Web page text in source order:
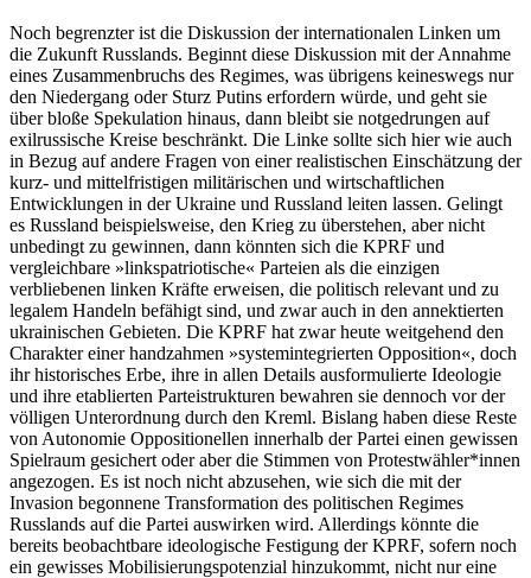
Noch begrenzter ist die Diskussion der internationalen Linken um
die Zukunft Russlands. Beginnt diese Diskussion mit der Annahme
eines Zusammenbruchs des Regimes, was übrigens keineswegs nur
den Niedergang oder Sturz Putins erfordern würde, und geht sie
über bloße Spekulation hinaus, dann bleibt sie notgedrungen auf
exilrussische Kreise beschränkt. Die Linke sollte sich hier wie auch
in Bezug auf andere Fragen von einer realistischen Einschätzung der
kurz- und mittelfristigen militärischen und wirtschaftlichen
Entwicklungen in der Ukraine und Russland leiten lassen. Gelingt
es Russland beispielsweise, den Krieg zu überstehen, aber nicht
unbedingt zu gewinnen, dann könnten sich die KPRF und
vergleichbare »linkspatriotische« Parteien als die einzigen
verbliebenen linken Kräfte erweisen, die politisch relevant und zu
legalem Handeln befähigt sind, und zwar auch in den annektierten
ukrainischen Gebieten. Die KPRF hat zwar heute weitgehend den
Charakter einer handzahmen »systemintegrierten Opposition«, doch
ihr historisches Erbe, ihre in allen Details ausformulierte Ideologie
und ihre etablierten Parteistrukturen bewahren sie dennoch vor der
völligen Unterordnung durch den Kreml. Bislang haben diese Reste
von Autonomie Oppositionellen innerhalb der Partei einen gewissen
Spielraum gesichert oder aber die Stimmen von Protestwähler*innen
angezogen. Es ist noch nicht abzusehen, wie sich die mit der
Invasion begonnene Transformation des politischen Regimes
Russlands auf die Partei auswirken wird. Allerdings könnte die
bereits beobachtbare ideologische Festigung der KPRF, sofern noch
ein gewisses Mobilisierungspotenzial hinzukommt, nicht nur eine